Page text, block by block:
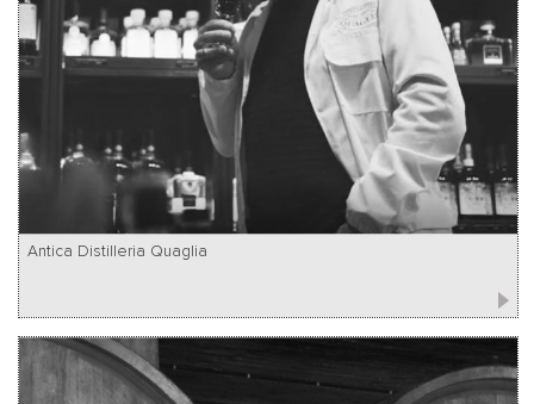
Antica Distilleria Quaglia